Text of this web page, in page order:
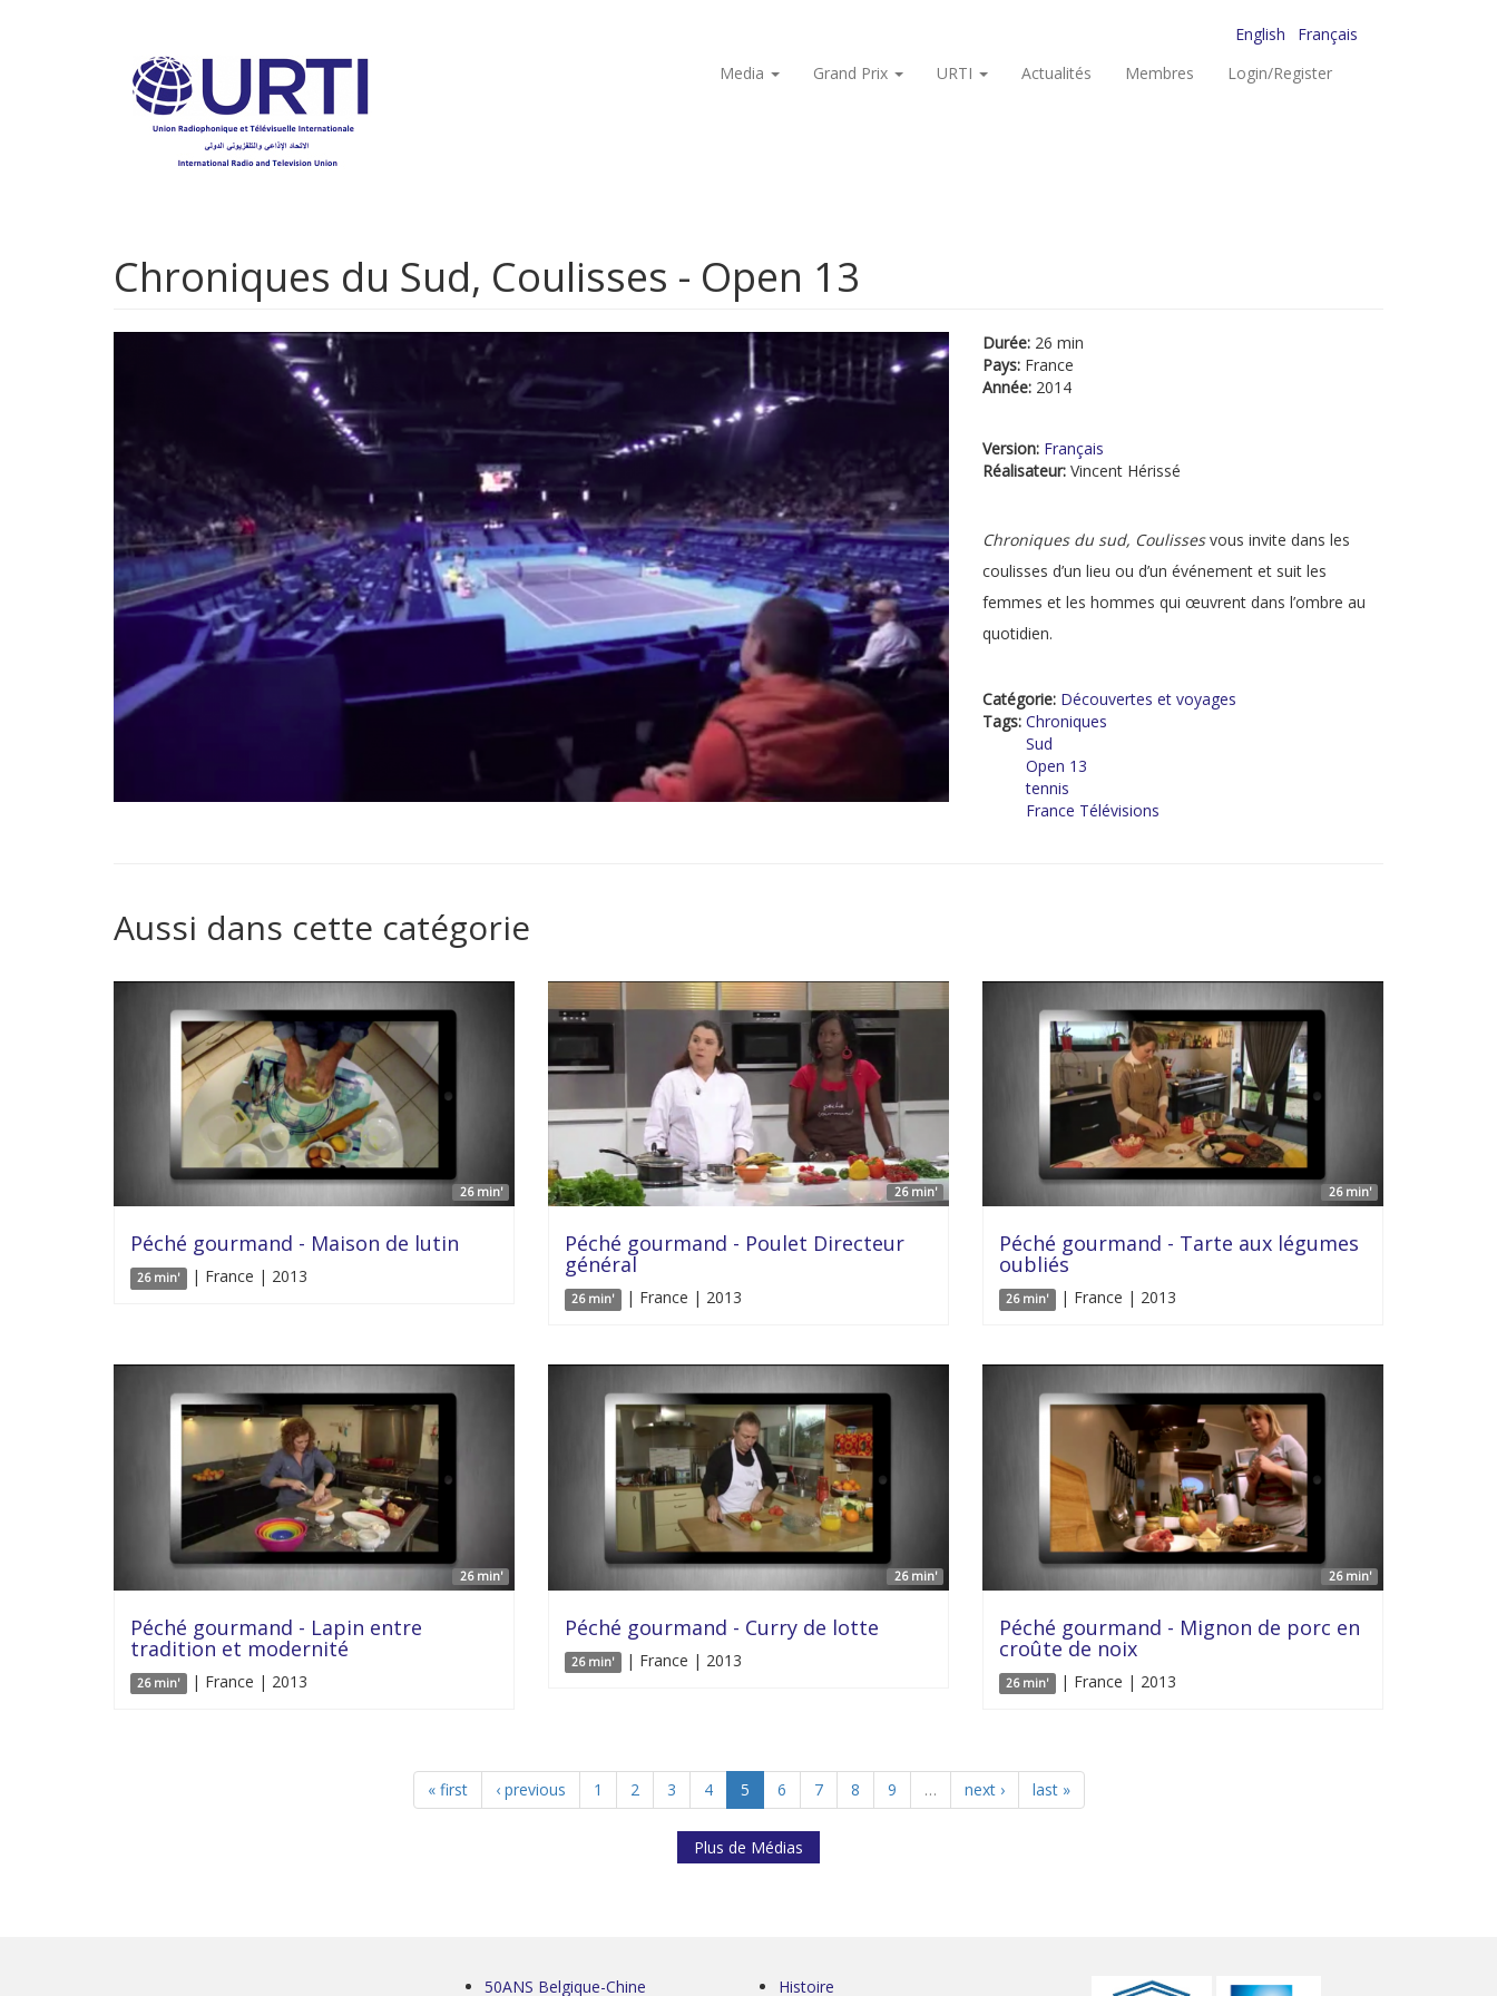
English
Français
Media
Grand Prix URTI Actualités Membres Login/Register
Chroniques du Sud, Coulisses - Open 13
Durée: 26 min
Pays: France
Année: 2014
Version: Français
Réalisateur: Vincent Hérissé
Chroniques du sud, Coulissesvous invite dans les
coulisses d’un lieu ou d’un événement et suit les
femmes et les hommes qui œuvrent dans l’ombre au
quotidien.
Catégorie: Découvertes et voyages
Tags: Chroniques
Sud
Open 13
tennis
France Télévisions
Aussi dans cette catégorie
26 min'
Péché gourmand - Maison de lutin
26 min' | France | 2013
26 min'
Péché gourmand - Poulet Directeur
général
26 min' | France | 2013
26 min'
Péché gourmand - Tarte aux légumes
oubliés
26 min' | France | 2013
26 min'
Péché gourmand - Lapin entre
tradition et modernité
26 min' | France | 2013
26 min'
Péché gourmand - Curry de lotte
26 min' | France | 2013
26 min'
Péché gourmand - Mignon de porc en
croûte de noix
26 min' | France | 2013
« first ‹ previous 1 2 3 4 5 6 7 8 9 … next › last »
Plus de Médias
50ANS Belgique-Chine Histoire